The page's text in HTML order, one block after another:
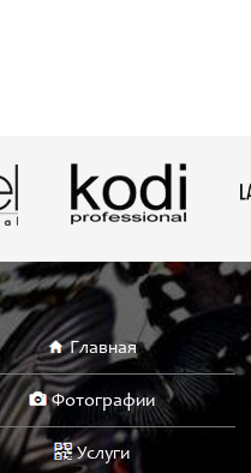
Главная
Фотографии
Услуги